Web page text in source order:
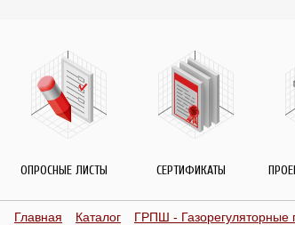
ОПРОСНЫЕ ЛИСТЫ СЕРТИФИКАТЫ
Главная Каталог ГРПШ - Газорегуляторные